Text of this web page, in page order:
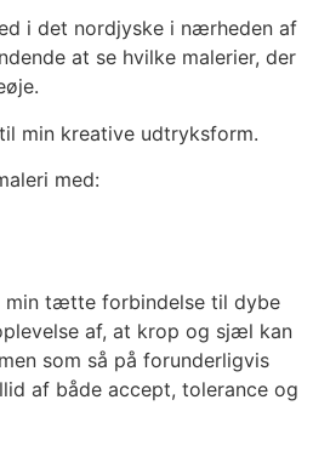
i det nordjyske i nærheden af
at se hvilke malerier, der
min kreative udtryksform.
med:
min tætte forbindelse til dybe
af, at krop og sjæl kan
som så på forunderligvis
af både accept, tolerance og